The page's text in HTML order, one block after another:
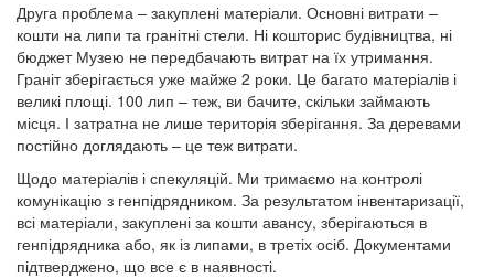
Друга проблема – закуплені матеріали. Основні витрати –
кошти на липи та гранітні стели. Ні кошторис будівництва, ні
бюджет Музею не передбачають витрат на їх утримання.
Граніт зберігається уже майже 2 роки. Це багато матеріалів і
великі площі. 100 лип – теж, ви бачите, скільки займають
місця. І затратна не лише територія зберігання. За деревами
постійно доглядають – це теж витрати.
Щодо матеріалів і спекуляцій. Ми тримаємо на контролі
комунікацію з генпідрядником. За результатом інвентаризації,
всі матеріали, закуплені за кошти авансу, зберігаються в
генпідрядника або, як із липами, в третіх осіб. Документами
підтверджено, що все є в наявності.